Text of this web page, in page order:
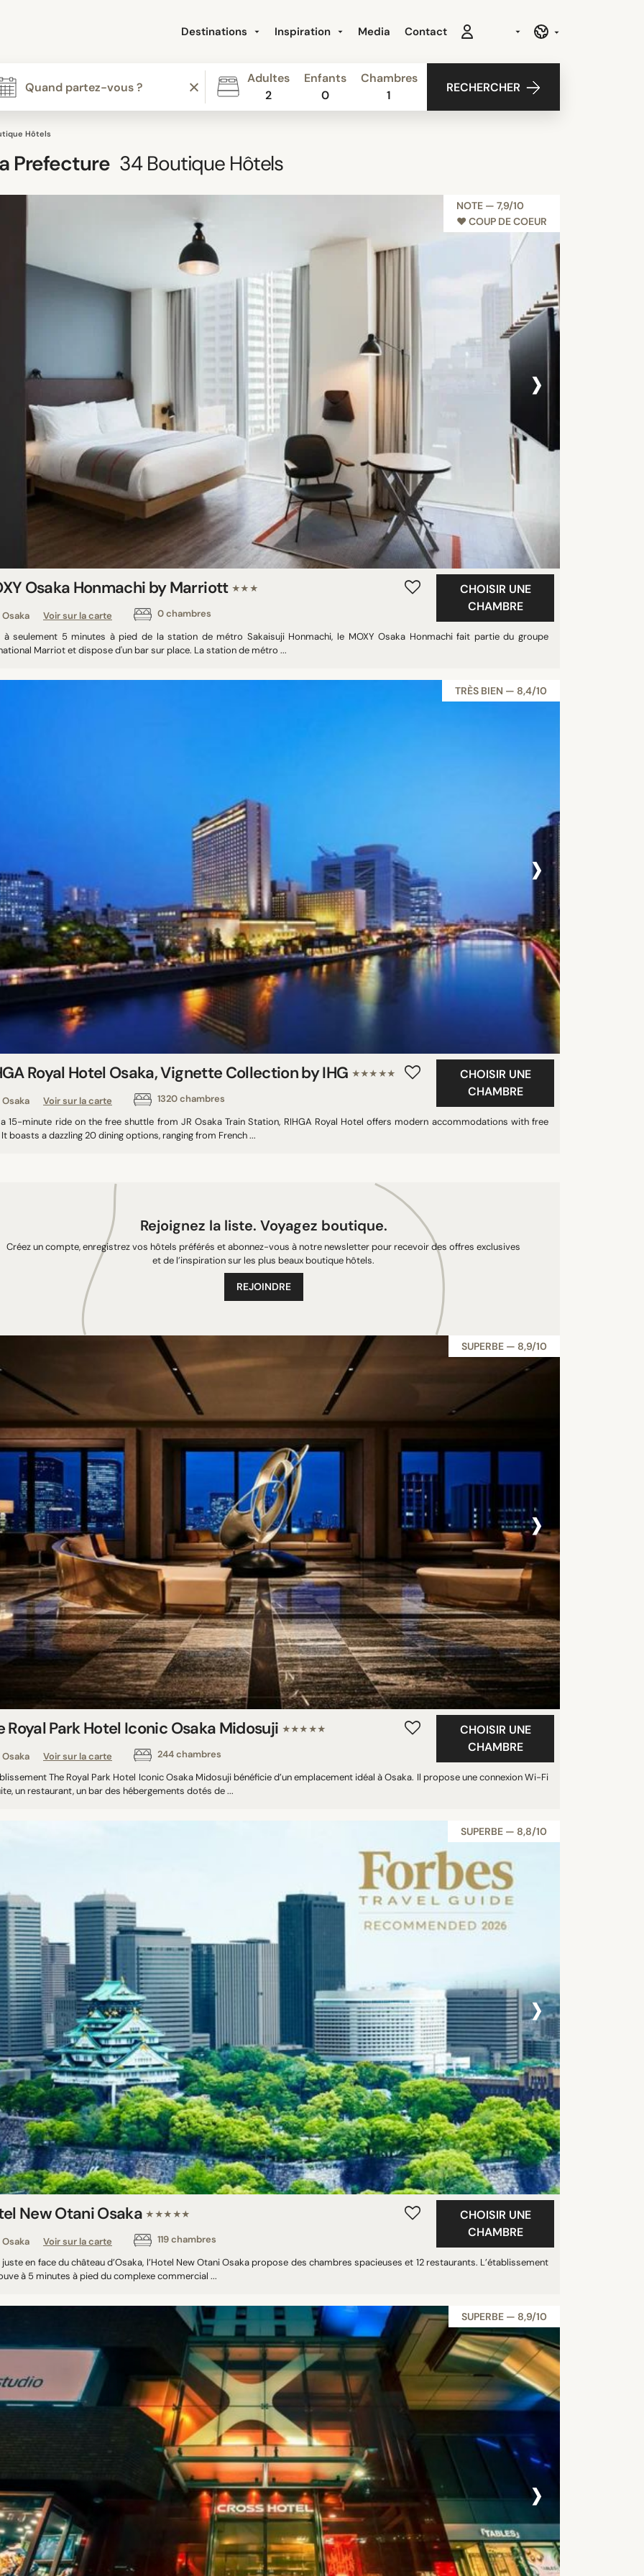
Destinations Inspiration Media Contact
Adultes
2
Enfants
0
Chambres
1
RECHERCHER
Hôtels
Prefecture 34Boutique Hôtels
NOTE — 7,9/10
♥︎ COUP DE COEUR
›
Osaka Honmachi by Marriott ★★★
Osaka Voir sur la carte 0 chambres
CHOISIR UNE
CHAMBRE
à seulement 5 minutes à pied de la station de métro Sakaisuji Honmachi, le MOXY Osaka Honmachi fait partie du groupe
Marriot et dispose d'un bar sur place. La station de métro ...
TRÈS BIEN — 8,4/10
›
Royal Hotel Osaka, Vignette Collection by IHG ★★★★★
Osaka Voir sur la carte 1320 chambres
CHOISIR UNE
CHAMBRE
15-minute ride on the free shuttle from JR Osaka Train Station, RIHGA Royal Hotel offers modern accommodations with free
boasts a dazzling 20 dining options, ranging from French ...
Rejoignez la liste. Voyagez boutique.
Créez un compte, enregistrez vos hôtels préférés et abonnez-vous à notre newsletter pour recevoir des offres exclusives
et de l’inspiration sur les plus beaux boutique hôtels.
REJOINDRE
SUPERBE — 8,9/10
›
Royal Park Hotel Iconic Osaka Midosuji ★★★★★
Osaka Voir sur la carte 244 chambres
CHOISIR UNE
CHAMBRE
The Royal Park Hotel Iconic Osaka Midosuji bénéficie d’un emplacement idéal à Osaka. Il propose une connexion Wi-Fi
un restaurant, un bar des hébergements dotés de ...
SUPERBE — 8,8/10
›
New Otani Osaka ★★★★★
Osaka Voir sur la carte 119 chambres
CHOISIR UNE
CHAMBRE
juste en face du château d’Osaka, l’Hotel New Otani Osaka propose des chambres spacieuses et 12 restaurants. L’établissement
à 5 minutes à pied du complexe commercial ...
SUPERBE — 8,9/10
›